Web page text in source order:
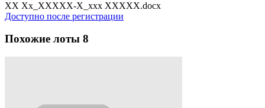
XX Xx_XXXXX-X_xxx XXXXX.docx
Доступно после регистрации
Похожие лоты 8